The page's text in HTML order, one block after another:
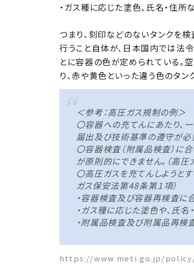
・ガス種に応じた塗色、氏名・住
つまり、刻印などのないタンクを
行うこと自体が、日本国内では法
とに容器の色が定められている
り、赤や黄色といった違う色のタ
＜参考：高圧ガス規制の例＞
〇容器への充てんにあたり、
届出及び技術基準の遵守が必
〇容器検査（附属品検査）に
が原則的にできません。（高
〇高圧ガスを充てんしようと
ガス保安法第48条第１項）
・容器検査及び容器再検査に
・ガス種に応じた塗色や、氏
・附属品検査及び附属品再
https://www.meti.go.jp/